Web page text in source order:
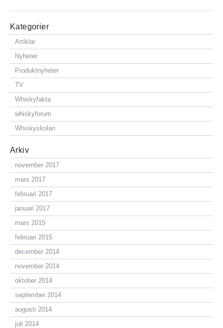
Kategorier
Artiklar
Nyheter
Produktnyheter
TV
Whiskyfakta
whiskyforum
Whiskyskolan
Arkiv
november 2017
mars 2017
februari 2017
januari 2017
mars 2015
februari 2015
december 2014
november 2014
oktober 2014
september 2014
augusti 2014
juli 2014